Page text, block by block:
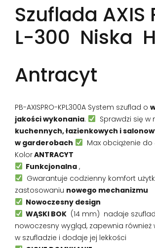
Szuflada AXIS
L-300 Niska
Antracyt
PB-AXISPRO-KPL300A System szuflad o
jakości wykonania.
Sprawdzi się w
kuchennych, łazienkowych i
w garderobach
Max obciążenie do
KolorANTRACYT
Funkcjonalna,
Gwarantuje codzienny komfort
zastosowaniu nowego mechanizmu
Nowoczesny design
WĄSKI BOK(14 mm) nadaje
nowoczesny wygląd, zapewnia również
w szufladzie i dodaje jej lekkości